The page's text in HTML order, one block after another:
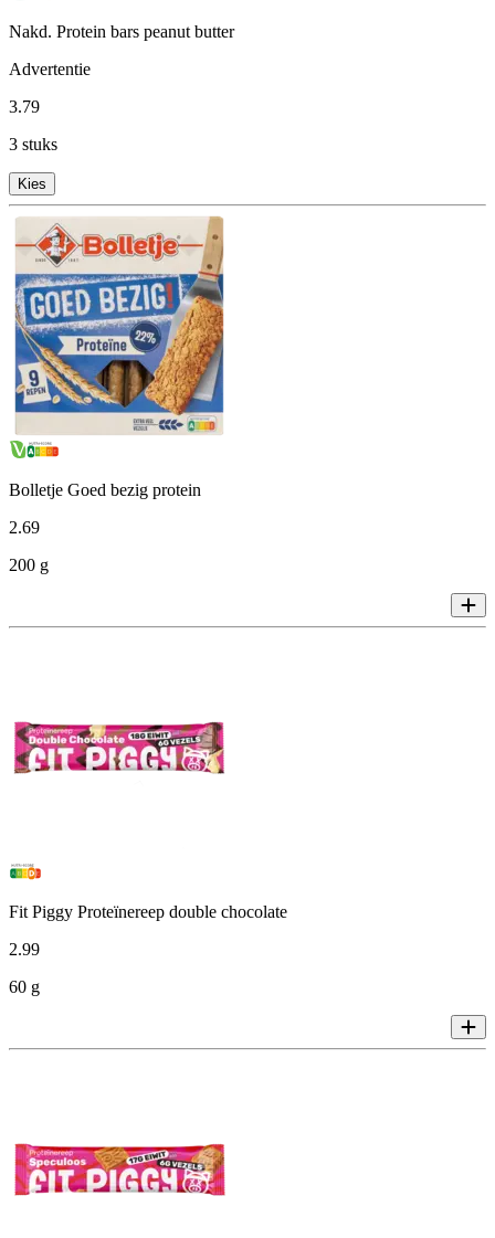
Nakd. Protein bars peanut butter
Advertentie
3.79
3 stuks
Kies
Bolletje Goed bezig protein
2.69
200 g
Fit Piggy Proteïnereep double chocolate
2.99
60 g